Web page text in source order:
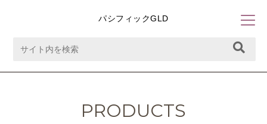
パシフィックGLD
PRODUCTS